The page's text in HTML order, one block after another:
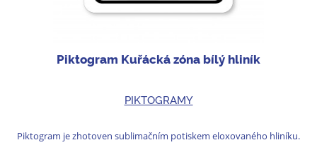
Piktogram Kuřácká zóna bílý hliník
PIKTOGRAMY
Piktogram je zhotoven sublimačním potiskem eloxovaného hliníku.